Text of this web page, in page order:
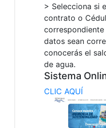
> Selecciona si
contrato o
datos sean
conocerás el
de agua.
Sistema
CLIC AQUÍ